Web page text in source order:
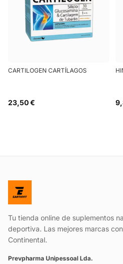
CARTILOGEN CARTÍLAGOS
23,50 €
Tu tienda online de suplementos
deportiva. Las mejores marcas
Continental.
Prevpharma Unipessoal Lda.